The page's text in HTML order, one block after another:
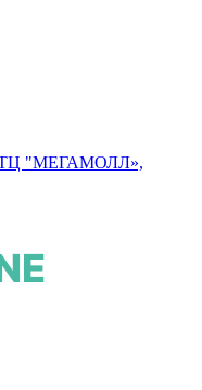
ТЦ "МЕГАМОЛЛ»,